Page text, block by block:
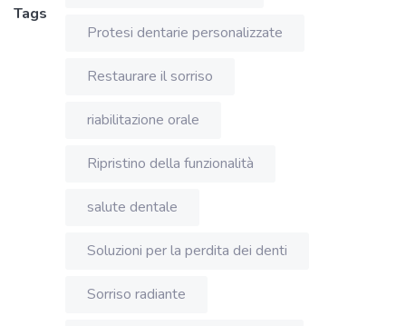
Tags
Protesi dentarie personalizzate
Restaurare il sorriso
riabilitazione orale
Ripristino della funzionalità
salute dentale
Soluzioni per la perdita dei denti
Sorriso radiante